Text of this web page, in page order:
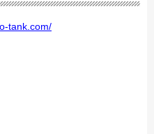
tank.com/